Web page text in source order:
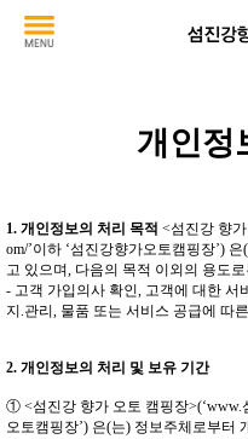
개인정
1. 개인정보의 처리 목적 <섬진강 향
om/’이하 ‘섬진강향가오토캠핑장’)
고 있으며, 다음의 목적 이외의 용도
- 고객 가입의사 확인, 고객에 대한 서
지.관리, 물품 또는 서비스 공급에 따
2. 개인정보의 처리 및 보유 기간
① <섬진강 향가 오토 캠핑장>(‘www.
오토캠핑장’) 은(는) 정보주체로부터